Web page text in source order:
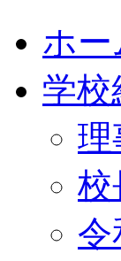
ホー
学校
理
校
令